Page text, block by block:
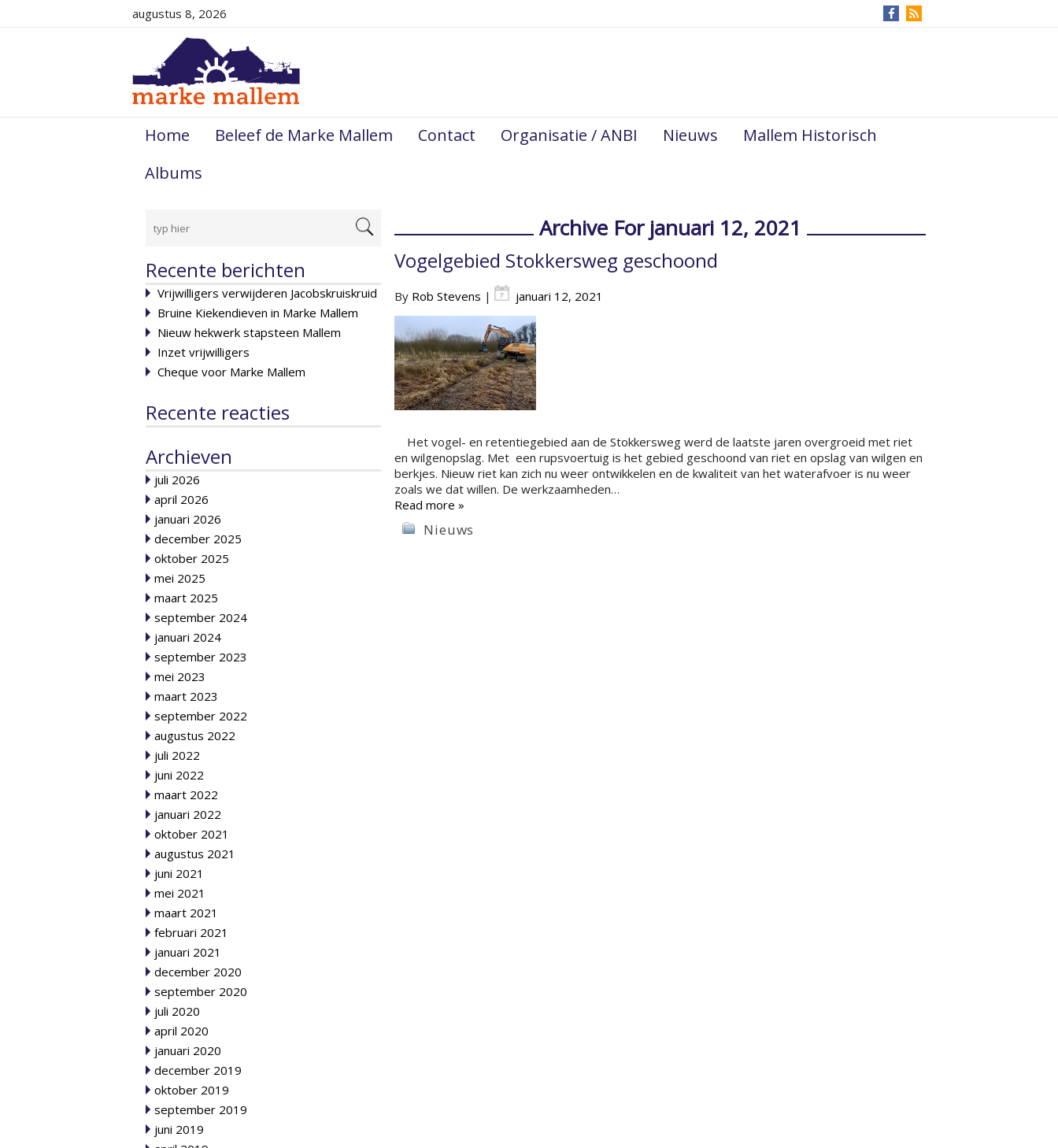
augustus 8, 2026
Home Beleef de Marke Mallem Contact Organisatie / ANBI Nieuws
Mallem Historisch
Albums
Recente berichten
Vrijwilligers verwijderen Jacobskruiskruid
Bruine Kiekendieven in Marke Mallem
Nieuw hekwerk stapsteen Mallem
Inzet vrijwilligers
Cheque voor Marke Mallem
Recente reacties
Archieven
juli 2026
april 2026
januari 2026
december 2025
oktober 2025
mei 2025
maart 2025
september 2024
januari 2024
september 2023
mei 2023
maart 2023
september 2022
augustus 2022
juli 2022
juni 2022
maart 2022
januari 2022
oktober 2021
augustus 2021
juni 2021
mei 2021
maart 2021
februari 2021
januari 2021
december 2020
september 2020
juli 2020
april 2020
januari 2020
december 2019
oktober 2019
september 2019
juni 2019
Archive For januari 12, 2021
Vogelgebied Stokkersweg geschoond
By Rob Stevens | januari 12, 2021
Het vogel- en retentiegebied aan de Stokkersweg werd de laatste jaren overgroeid met riet
en wilgenopslag. Met een rupsvoertuig is het gebied geschoond van riet en opslag van wilgen en
berkjes. Nieuw riet kan zich nu weer ontwikkelen en de kwaliteit van het waterafvoer is nu weer
zoals we dat willen. De werkzaamheden…
Read more »
Nieuws